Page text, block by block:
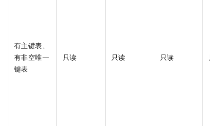
有主键表、
有非空唯一
键表
只读 只读 只读 只